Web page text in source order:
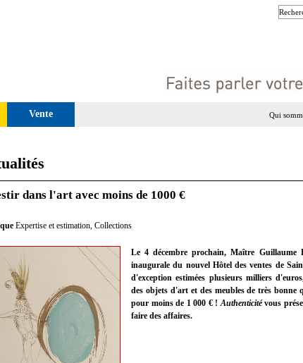
Vente Qui
dans l'art avec moins de 1000 €
Expertise et estimation, Collections
Le 4 décembre prochain, Maître Guillaume
inaugurale du nouvel Hôtel des ventes de
d'exception estimées plusieurs milliers
des objets d'art et des meubles de très bonne
pour moins de 1 000 € !Authenticitévous
faire des affaires.